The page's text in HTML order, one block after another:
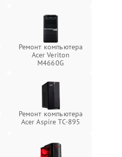
Ремонт компьютера
Acer Veriton
M4660G
Ремонт компьютера
Acer Aspire TC-895